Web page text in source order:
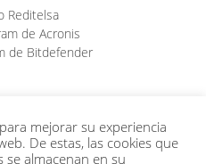
Reditelsa
de Acronis
de Bitdefender
mejorar su experiencia
De estas, las cookies que
se almacenan en su